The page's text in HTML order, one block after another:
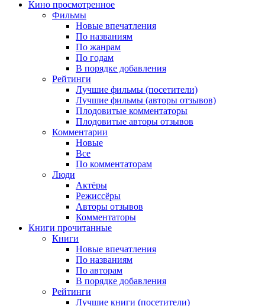
Кино просмотренное
Фильмы
Новые впечатления
По названиям
По жанрам
По годам
В порядке добавления
Рейтинги
Лучшие фильмы (посетители)
Лучшие фильмы (авторы отзывов)
Плодовитые комментаторы
Плодовитые авторы отзывов
Комментарии
Новые
Все
По комментаторам
Люди
Актёры
Режиссёры
Авторы отзывов
Комментаторы
Книги прочитанные
Книги
Новые впечатления
По названиям
По авторам
В порядке добавления
Рейтинги
Лучшие книги (посетители)